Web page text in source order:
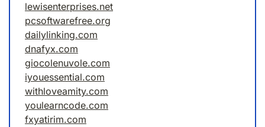
lewisenterprises.net
pcsoftwarefree.org
dailylinking.com
dnafyx.com
giocolenuvole.com
iyouessential.com
withloveamity.com
youlearncode.com
fxyatirim.com